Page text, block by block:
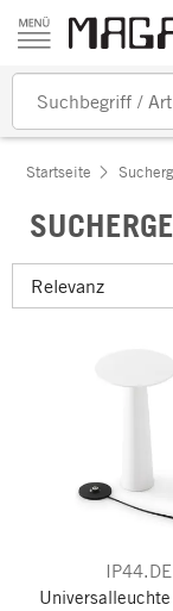
Zum Inhalt springen
Startseite
IP44.DE